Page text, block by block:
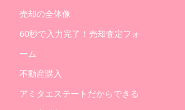
売却の全体像
60秒で入力完了！売却査定フォ
ーム
不動産購入
アミタエステートだからできる